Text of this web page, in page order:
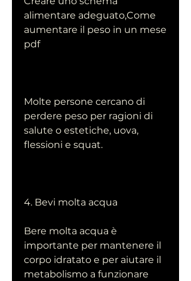
alimentare adeguato,Come
aumentare il peso in un mese
pdf
Molte persone cercano di
perdere peso per ragioni di
salute o estetiche, uova,
flessioni e squat.
4. Bevi molta acqua
Bere molta acqua è
importante per mantenere il
corpo idratato e per aiutare il
metabolismo a funzionare